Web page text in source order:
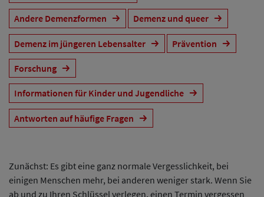
Andere Demenzformen Demenz und queer
Demenz im jüngeren Lebensalter Prävention
Forschung
Informationen für Kinder und Jugendliche
Antworten auf häufige Fragen
Zunächst: Es gibt eine ganz normale Vergesslichkeit, bei
einigen Menschen mehr, bei anderen weniger stark. Wenn Sie
ab und zu Ihren Schlüssel verlegen, einen Termin vergessen